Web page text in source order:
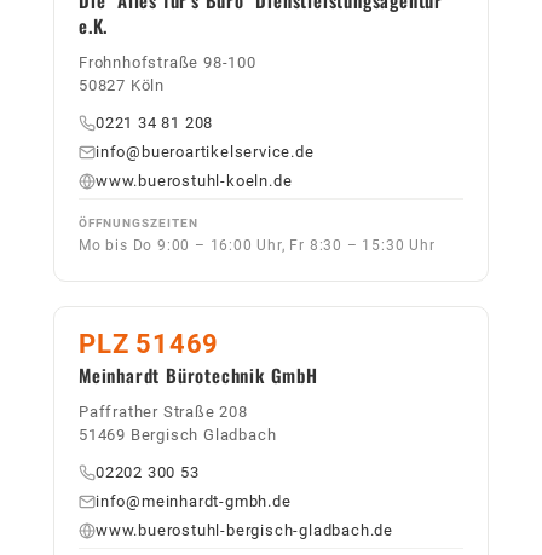
e.K.
Frohnhofstraße 98-100
50827 Köln
0221 34 81 208
info@bueroartikelservice.de
www.buerostuhl-koeln.de
ÖFFNUNGSZEITEN
Mo bis Do 9:00 – 16:00 Uhr, Fr 8:30 – 15:30 Uhr
PLZ 51469
Meinhardt Bürotechnik GmbH
Paffrather Straße 208
51469 Bergisch Gladbach
02202 300 53
info@meinhardt-gmbh.de
www.buerostuhl-bergisch-gladbach.de